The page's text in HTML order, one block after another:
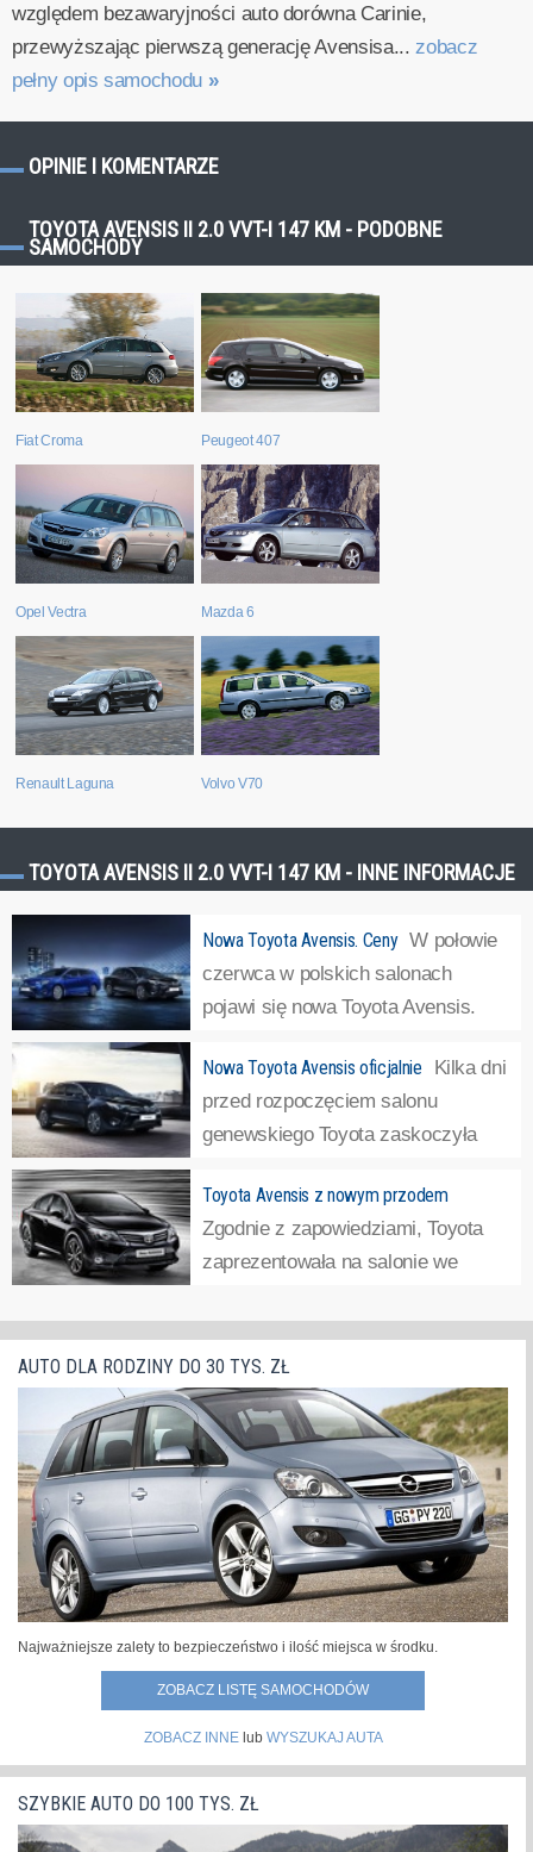
względem bezawaryjności auto dorówna Carinie,
przewyższając pierwszą generację Avensisa...zobacz
pełny opis samochodu »
OPINIE I KOMENTARZE
TOYOTA AVENSIS II 2.0 VVT-I 147 KM - PODOBNE
SAMOCHODY
Fiat Croma Peugeot 407
Opel Vectra Mazda 6
Renault Laguna Volvo V70
TOYOTA AVENSIS II 2.0 VVT-I 147 KM - INNE INFORMACJE
Nowa Toyota Avensis. Ceny W połowie
czerwca w polskich salonach
pojawi się nowa Toyota Avensis.
Dobra wiadomość jest taka, że ceny flagowej Toyoty nie
wzrosły, za to podniósł się poziom wyposażenia
poszczególnych wersji. Cennik nowego Avensisa... »
Nowa Toyota Avensis oficjalnie
Kilka dni
przed rozpoczęciem salonu
genewskiego Toyota zaskoczyła
Avensis nowej generacji. Co prawda obecna wersja tego
pojazdu debiutowała pod koniec 2008 roku, jednak
wcześniej brak było informacji o prezentacji... »
Toyota Avensis z nowym przodem
Zgodnie z zapowiedziami, Toyota
zaprezentowała na salonie we
Oczywiście najwięcej zmian odnajdziemy z przodu
pojazdu - zmieniono zderzak, kształt reflektorów, pojawiły
się światła do jazdy dziennej. Również z tyłu... »
AUTO DLA RODZINY DO 30 TYS. ZŁ
Najważniejsze zalety to bezpieczeństwo i ilość miejsca w środku.
ZOBACZ LISTĘ SAMOCHODÓW
ZOBACZ INNElub WYSZUKAJ AUTA
SZYBKIE AUTO DO 100 TYS. ZŁ